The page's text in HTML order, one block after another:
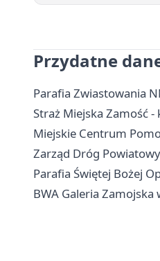
Przydatne
Parafia Zwiastowania
Straż Miejska Zamość
Miejskie Centrum
Zarząd Dróg
Parafia Świętej Bożej
BWA Galeria